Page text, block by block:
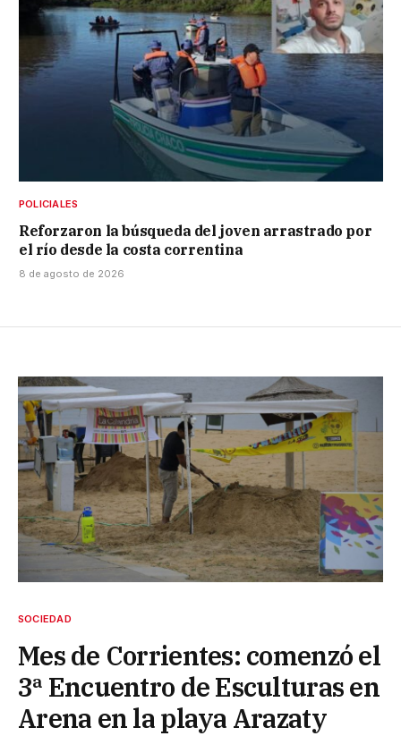
POLICIALES
Reforzaron la búsqueda del joven arrastrado por
el río desde la costa correntina
8 de agosto de 2026
SOCIEDAD
Mes de Corrientes: comenzó el
3ª Encuentro de Esculturas en
Arena en la playa Arazaty